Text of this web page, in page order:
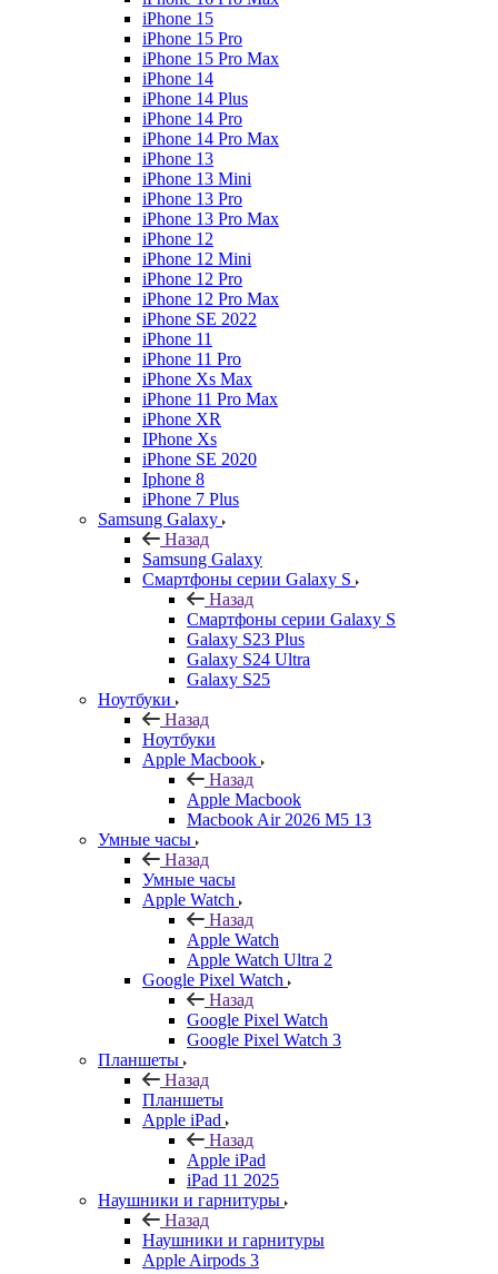
iPhone 15
iPhone 15 Pro
iPhone 15 Pro Max
iPhone 14
iPhone 14 Plus
iPhone 14 Pro
iPhone 14 Pro Max
iPhone 13
iPhone 13 Mini
iPhone 13 Pro
iPhone 13 Pro Max
iPhone 12
iPhone 12 Mini
iPhone 12 Pro
iPhone 12 Pro Max
iPhone SE 2022
iPhone 11
iPhone 11 Pro
iPhone Xs Max
iPhone 11 Pro Max
iPhone XR
IPhone Xs
iPhone SE 2020
Iphone 8
iPhone 7 Plus
Samsung Galaxy
Назад
Samsung Galaxy
Смартфоны серии Galaxy S
Назад
Смартфоны серии Galaxy S
Galaxy S23 Plus
Galaxy S24 Ultra
Galaxy S25
Ноутбуки
Назад
Ноутбуки
Apple Macbook
Назад
Apple Macbook
Macbook Air 2026 M5 13
Умные часы
Назад
Умные часы
Apple Watch
Назад
Apple Watch
Apple Watch Ultra 2
Google Pixel Watch
Назад
Google Pixel Watch
Google Pixel Watch 3
Планшеты
Назад
Планшеты
Apple iPad
Назад
Apple iPad
iPad 11 2025
Наушники и гарнитуры
Назад
Наушники и гарнитуры
Apple Airpods 3